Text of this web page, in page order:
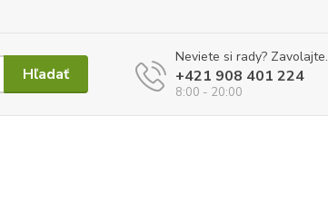
Hľadať
Neviete si rady? Zavolajte.
+421 908 401 224
8:00 - 20:00